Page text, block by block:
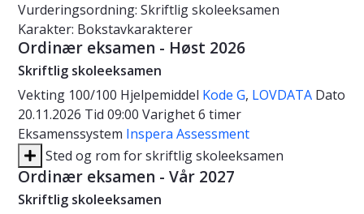
Vurderingsordning: Skriftlig skoleeksamen
Karakter: Bokstavkarakterer
Ordinær eksamen - Høst 2026
Skriftlig skoleeksamen
Vekting 100/100 Hjelpemiddel Kode G, LOVDATA Dato
20.11.2026 Tid 09:00 Varighet6 timer
Eksamenssystem Inspera Assessment
Sted og rom for skriftlig skoleeksamen
Ordinær eksamen - Vår 2027
Skriftlig skoleeksamen